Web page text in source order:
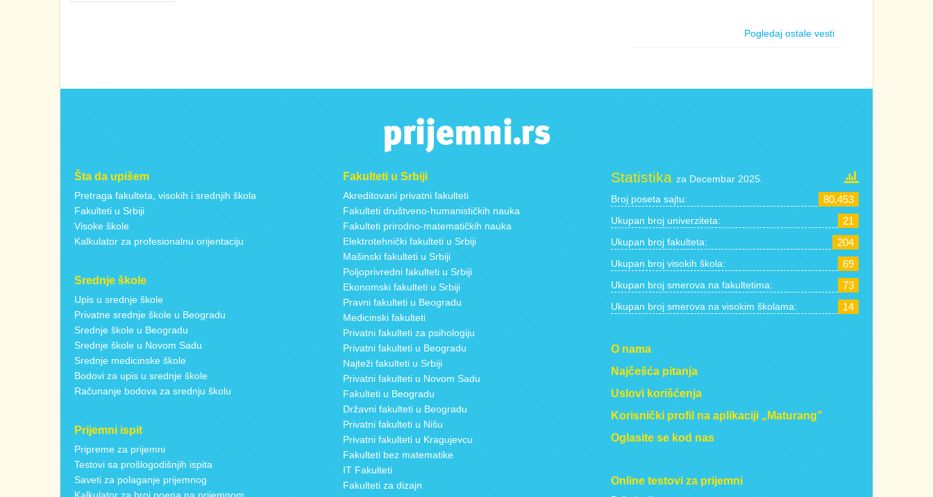
Pogledaj ostale vesti
Šta da upišem
Pretraga fakulteta, visokih i srednjih škola
Fakulteti u Srbiji
Visoke škole
Kalkulator za profesionalnu orijentaciju
Srednje škole
Upis u srednje škole
Privatne srednje škole u Beogradu
Srednje škole u Beogradu
Srednje škole u Novom Sadu
Srednje medicinske škole
Bodovi za upis u srednje škole
Računanje bodova za srednju školu
Prijemni ispit
Pripreme za prijemni
Testovi sa prošlogodišnjih ispita
Saveti za polaganje prijemnog
Fakulteti u Srbiji
Akreditovani privatni fakulteti
Fakulteti društveno-humanističkih nauka
Fakulteti prirodno-matematičkih nauka
Elektrotehnički fakulteti u Srbiji
Mašinski fakulteti u Srbiji
Poljoprivredni fakulteti u Srbiji
Ekonomski fakulteti u Srbiji
Pravni fakulteti u Beogradu
Medicinski fakulteti
Privatni fakulteti za psihologiju
Privatni fakulteti u Beogradu
Najteži fakulteti u Srbiji
Privatni fakulteti u Novom Sadu
Fakulteti u Beogradu
Državni fakulteti u Beogradu
Privatni fakulteti u Nišu
Privatni fakulteti u Kragujevcu
Fakulteti bez matematike
IT Fakulteti
Fakulteti za dizajn
Statistikaza Decembar 2025.
Broj poseta sajtu: 80.453
Ukupan broj univerziteta: 21
Ukupan broj fakulteta: 204
Ukupan broj visokih škola: 69
Ukupan broj smerova na fakultetima: 73
Ukupan broj smerova na visokim školama: 14
O nama
Najčešća pitanja
Uslovi korišćenja
Korisnički profil na aplikaciji „Maturang”
Oglasite se kod nas
Online testovi za prijemni